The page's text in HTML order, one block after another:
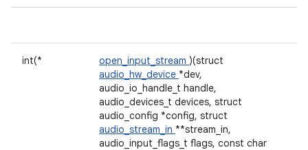
int(* open_input_stream )(struct
audio_hw_device *dev,
audio_io_handle_t handle,
audio_devices_t devices, struct
audio_config *config, struct
audio_stream_in **stream_in,
audio_input_flags_t flags, const char